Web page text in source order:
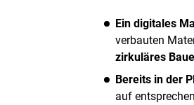
Ein digitales
verbauten
zirkuläres
Bereits in der
auf